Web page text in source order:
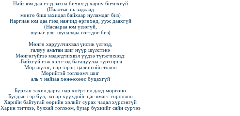
Найз юм даа гээд захиа бичихэд хариу бичихгүй
(Наалтыг нь задлаад
мөнгө биш захидал байхаар нулимдаг биз)
Наргиан юм даа гээд нанчид өргөхөд, ууж даахгүй
(Насаараа юм үзээгүй,
шунаг улс, шуналдаа согтдог биз)
Мөнгө харуулчихвал үнсэж үлгээд,
галзуу амьтан шиг нүүр шүлстэнэ
Мөнгөгүйгээ мэдэгдчихвэл үүдээ түгжчихээд:
-Байхгүй гэж хэл гээд багацуулаа турхирна
Мөр шүлэг, нэр зэрэг, цалингийн төлөө
Мөрийтэй тоглоомч шиг
аль ч найзаа хөнөөхөөс буцахгүй
Бурхан тахил дарга нар хоёрт ил далд мөргөнө
Бусдын гэр бүл, эхнэр хүүхдийг цаг ямагт гөрөөлнө
Харийн байтугай өөрийн хэлийг сурах чадал хүрсэнгүй
Харин тэгтлээ, булхай тоглоом, бузар бүхнийг сайн сурчээ